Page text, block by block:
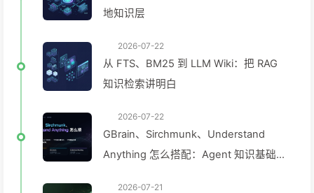
地知识层
2026-07-22
从 FTS、BM25 到 LLM Wiki：把 RAG
知识检索讲明白
2026-07-22
GBrain、Sirchmunk、Understand
Anything 怎么搭配：Agent 知识基础设
2026-07-21